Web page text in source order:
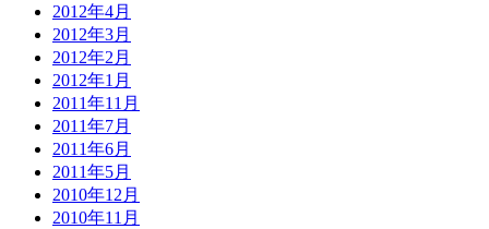
2012年4月
2012年3月
2012年2月
2012年1月
2011年11月
2011年7月
2011年6月
2011年5月
2010年12月
2010年11月